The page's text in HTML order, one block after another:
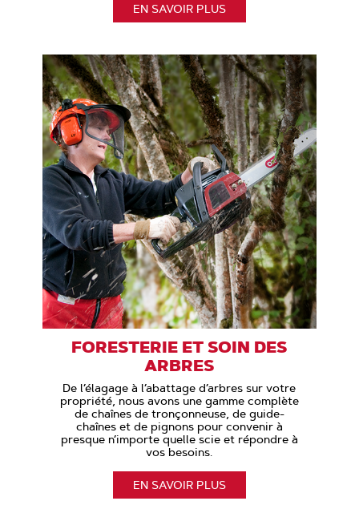
EN SAVOIR PLUS
FORESTERIE ET SOIN DES
ARBRES
De l’élagage à l’abattage d’arbres sur votre
propriété, nous avons une gamme complète
de chaînes de tronçonneuse, de guide-
chaînes et de pignons pour convenir à
presque n’importe quelle scie et répondre à
vos besoins.
EN SAVOIR PLUS